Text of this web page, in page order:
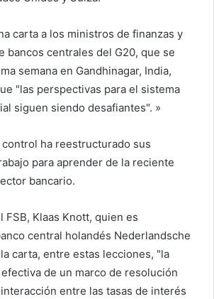
ó
n
i
c
carta a los ministros de finanzas y
bancos centrales del G20, que se
semana en Gandhinagar, India,
"las perspectivas para el sistema
siguen siendo desafiantes". »
ha reestructurado sus
para aprender de la reciente
bancario.
FSB, Klaas Knott, quien es
central holandés Nederlandsche
carta, entre estas lecciones, "la
de un marco de resolución
entre las tasas de interés